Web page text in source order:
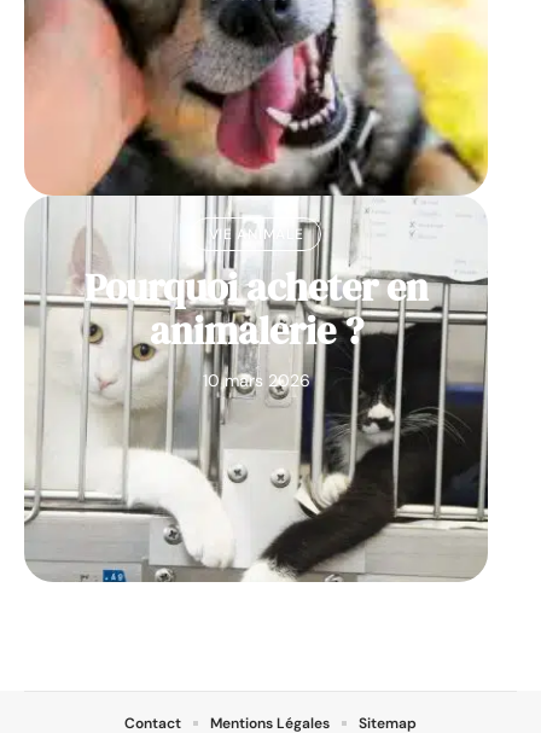
VIE ANIMALE
Pourquoi acheter en
animalerie ?
10 mars 2026
Contact Mentions Légales Sitemap